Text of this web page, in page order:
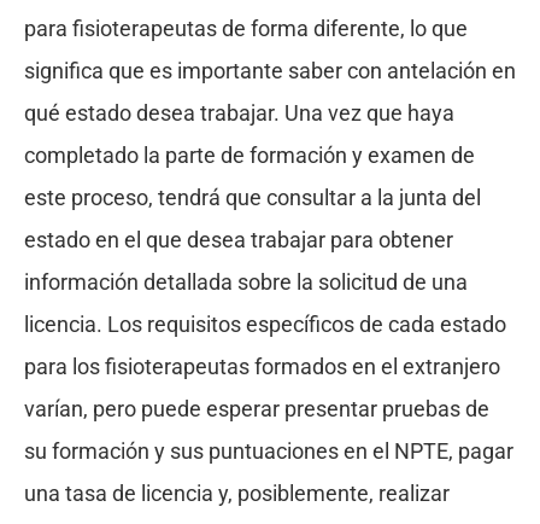
para fisioterapeutas de forma diferente, lo que
significa que es importante saber con antelación en
qué estado desea trabajar. Una vez que haya
completado la parte de formación y examen de
este proceso, tendrá que consultar a la junta del
estado en el que desea trabajar para obtener
información detallada sobre la solicitud de una
licencia. Los requisitos específicos de cada estado
para los fisioterapeutas formados en el extranjero
varían, pero puede esperar presentar pruebas de
su formación y sus puntuaciones en el NPTE, pagar
una tasa de licencia y, posiblemente, realizar